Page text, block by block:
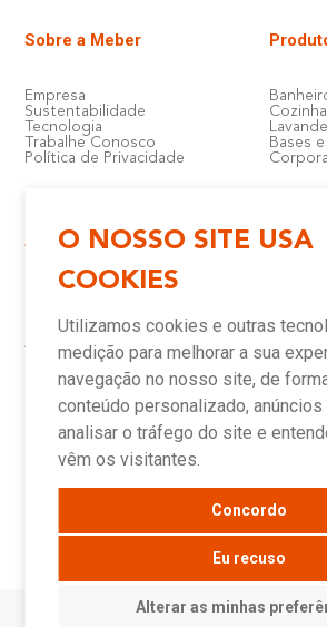
O NOSSO SITE USA
COOKIES
Utilizamos cookies e outras
medição para melhorar a sua
navegação no nosso site, de
conteúdo personalizado,
analisar o tráfego do site e
vêm os visitantes.
Concordo
Eu recuso
Alterar as minhas
Sobre a Meber
Empresa
Sustentabilidade
Tecnologia
Trabalhe Conosco
Política de Privacidade
Cozinha
Bases
Atendimento e Suporte
Downloads
Assistência Técnica Meber
Canais de Atendimento
Onde
Novidades